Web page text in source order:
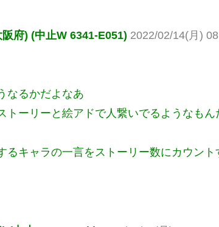
府) (中止W 6341-E051) 2022/02/14(月)
なるかだよなあ
トーリーと絵アドで人繋いでるようなも
るキャラの一言をストーリー数にカウント